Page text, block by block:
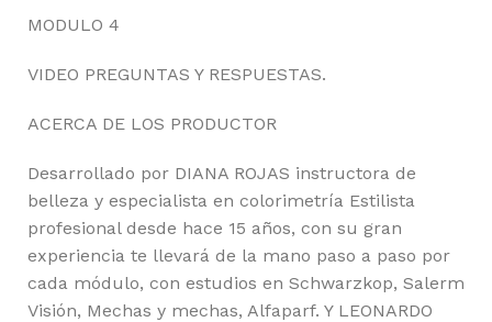
MODULO 4
VIDEO PREGUNTAS Y RESPUESTAS.
ACERCA DE LOS PRODUCTOR
Desarrollado por DIANA ROJAS instructora de
belleza y especialista en colorimetría Estilista
profesional desde hace 15 años, con su gran
experiencia te llevará de la mano paso a paso por
cada módulo, con estudios en Schwarzkop, Salerm
Visión, Mechas y mechas, Alfaparf. Y LEONARDO